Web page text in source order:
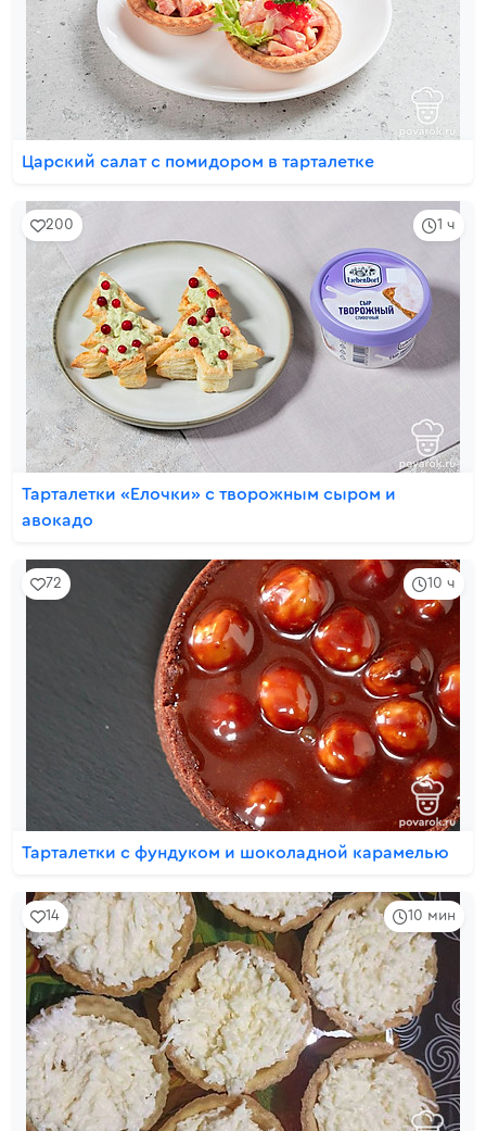
Царский салат с помидором в тарталетке
1 ч
200
Тарталетки «Елочки» с творожным сыром и
авокадо
10 ч
72
Тарталетки с фундуком и шоколадной карамелью
10 мин
14